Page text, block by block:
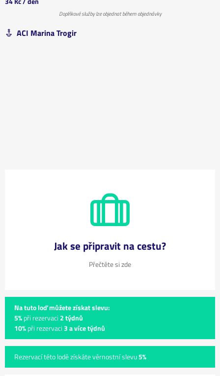
Doplňkové služby lze objednat během objednávky
ACI Marina Trogir
Jak se připravit na cestu?
Přečtěte si zde
Na tuto loď můžete získat slevu:
5%při rezervaci 2 týdnů
10%při rezervaci3 a více týdnů
Rezervací této lodě získáte věrnostní slevu5%